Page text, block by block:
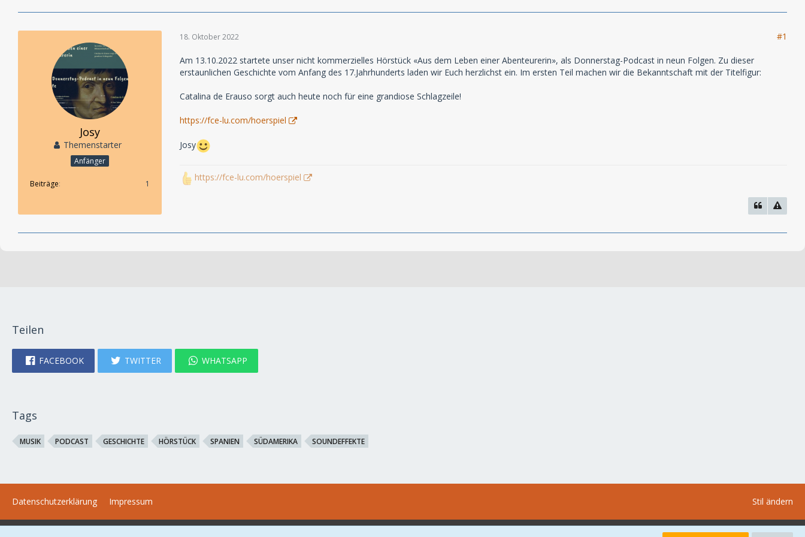
Josy
Themenstarter
Anfänger
Beiträge 1
18. Oktober 2022 #1
Am 13.10.2022 startete unser nicht kommerzielles Hörstück «Aus dem Leben einer Abenteurerin», als Donnerstag-Podcast in neun Folgen. Zu dieser
erstaunlichen Geschichte vom Anfang des 17.Jahrhunderts laden wir Euch herzlichst ein. Im ersten Teil machen wir die Bekanntschaft mit der Titelfigur:
Catalina de Erauso sorgt auch heute noch für eine grandiose Schlagzeile!
https://fce-lu.com/hoerspiel
Josy
https://fce-lu.com/hoerspiel
Teilen
FACEBOOK TWITTER WHATSAPP
Tags
MUSIK PODCAST GESCHICHTE HÖRSTÜCK SPANIEN SÜDAMERIKA SOUNDEFFEKTE
Stil ändern
Datenschutzerklärung Impressum